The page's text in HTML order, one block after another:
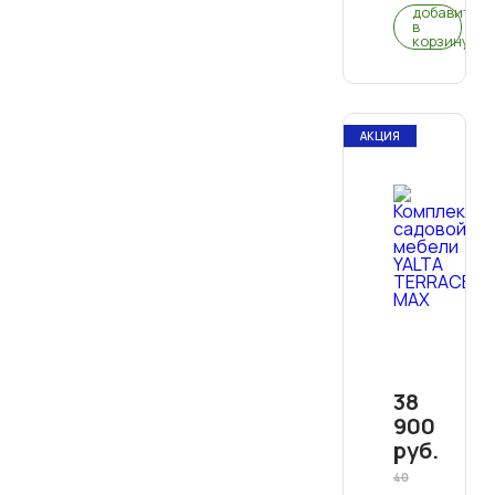
2 добавить
в
корзину
АКЦИЯ
38
900
руб.
40